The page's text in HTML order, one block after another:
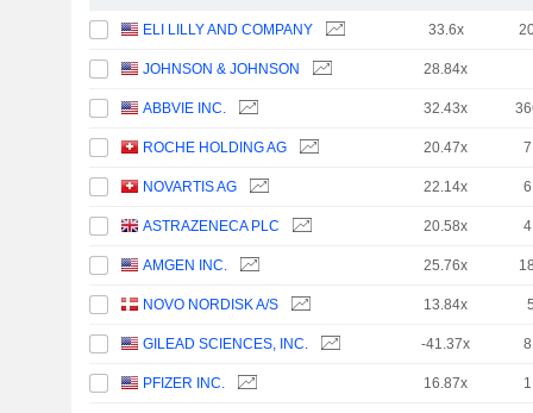
ELI LILLY AND COMPANY 33.6x
JOHNSON & JOHNSON 28.84x
ABBVIE INC. 32.43x
ROCHE HOLDING AG 20.47x
NOVARTIS AG 22.14x
ASTRAZENECA PLC 20.58x
AMGEN INC. 25.76x
NOVO NORDISK A/S 13.84x
GILEAD SCIENCES, INC. -41.37x
PFIZER INC. 16.87x